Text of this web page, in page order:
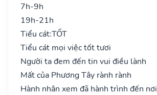
7h-9h
19h-21h
Tiểu cát:TỐT
Tiểu cát mọi việc tốt tươi
Người ta đem đến tin vui điều lành
Mất của Phương Tây rành rành
Hành nhân xem đã hành trình đến nơi